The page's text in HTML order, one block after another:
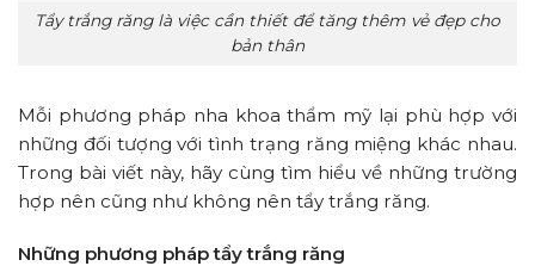
Tẩy trắng răng là việc cần thiết để tăng thêm vẻ đẹp cho
bản thân
Mỗi phương pháp nha khoa thẩm mỹ lại phù hợp với
những đối tượng với tình trạng răng miệng khác nhau.
Trong bài viết này, hãy cùng tìm hiểu về những trường
hợp nên cũng như không nên tẩy trắng răng.
Những phương pháp tẩy trắng răng